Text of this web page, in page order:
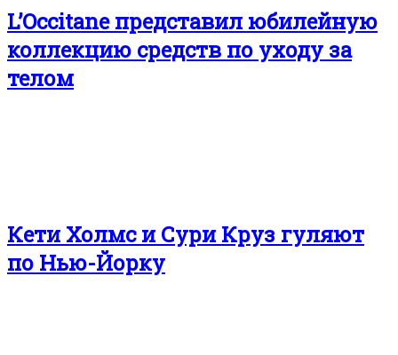
L’Occitane представил юбилейную
коллекцию средств по уходу за
телом
Кети Холмс и Сури Круз гуляют
по Нью-Йорку